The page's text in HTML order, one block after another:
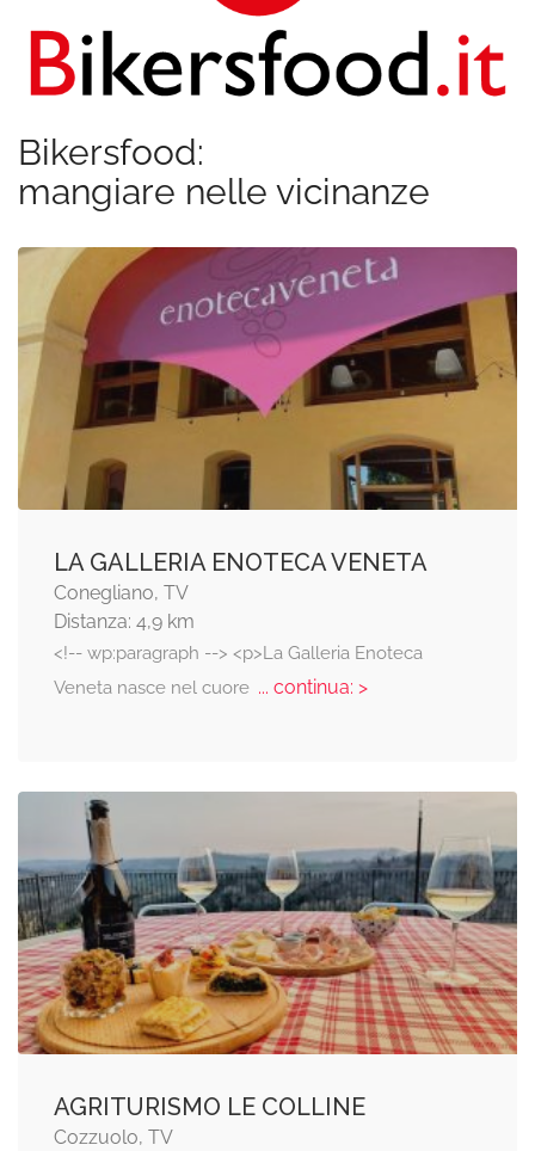
Bikersfood:
mangiare nelle vicinanze
LA GALLERIA ENOTECA VENETA
Conegliano, TV
Distanza: 4,9 km
<!-- wp:paragraph --> <p>La Galleria Enoteca
Veneta nasce nel cuore... continua: >
AGRITURISMO LE COLLINE
Cozzuolo, TV